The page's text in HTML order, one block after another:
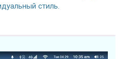
стиль.